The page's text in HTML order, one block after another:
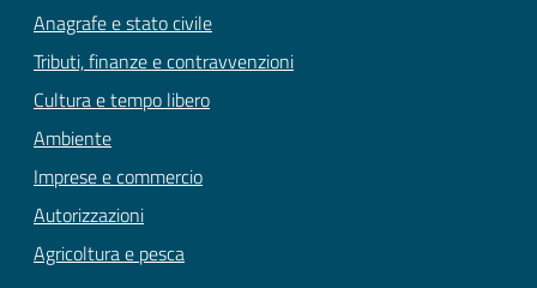
Anagrafe e stato civile
Tributi, finanze e contravvenzioni
Cultura e tempo libero
Ambiente
Imprese e commercio
Autorizzazioni
Agricoltura e pesca